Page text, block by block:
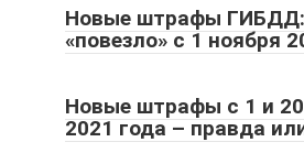
Новые штрафы
«повезло» с 1 ноября
Новые штрафы с 1 и
2021 года – правда